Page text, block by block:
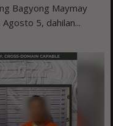
Bagyong Maymay
5, dahilan...